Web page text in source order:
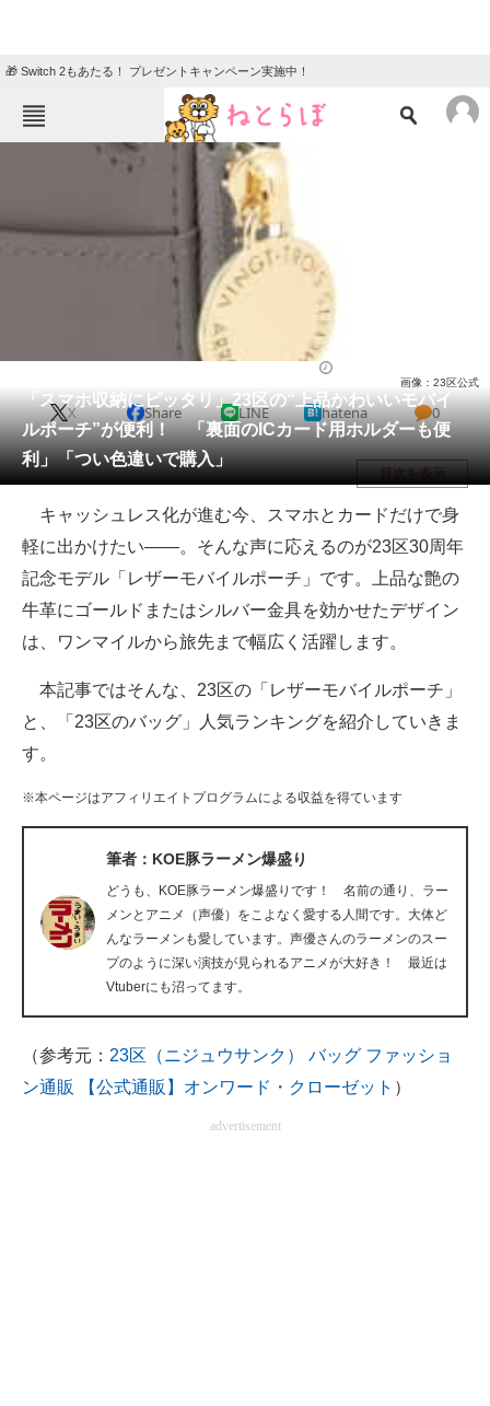
🎁 Switch 2もあたる！ プレゼントキャンペーン実施中！
ねとらぼメニュー
ニュース
エンタメ クイズ
地域
会員記事
メディア
注目記事を集めた総合ページ
ITの今と未来を見通す
スマホと通信の最新トレンド
進化するPCとデバイスの未来
好きが集まる 比べて選べる
ビジネスと働き方のヒント
経営リーダーのコミュニティ
マーケ×ITの今がよく分かる
ITエンジニア向け専門サイト
IT製品の技術・比較・事例
「スマホ収納にピッタリ」23区の“上品かわいいモバイ
ルポーチ”が便利！ 「裏面のICカード用ホルダーも便
利」「つい色違いで購入」
画像：23区公式
X Share LINE hatena 0
目次を表示
キャッシュレス化が進む今、スマホとカードだけで身
軽に出かけたい――。そんな声に応えるのが23区30周年
記念モデル「レザーモバイルポーチ」です。上品な艶の
牛革にゴールドまたはシルバー金具を効かせたデザイン
は、ワンマイルから旅先まで幅広く活躍します。
本記事ではそんな、23区の「レザーモバイルポーチ」
と、「23区のバッグ」人気ランキングを紹介していきま
す。
※本ページはアフィリエイトプログラムによる収益を得ています
筆者：KOE豚ラーメン爆盛り
どうも、KOE豚ラーメン爆盛りです！ 名前の通り、ラー
メンとアニメ（声優）をこよなく愛する人間です。大体ど
んなラーメンも愛しています。声優さんのラーメンのスー
プのように深い演技が見られるアニメが大好き！ 最近は
Vtuberにも沼ってます。
（参考元： 23区（ニジュウサンク） バッグ ファッショ
ン通販 【公式通販】オンワード・クローゼット ）
advertisement